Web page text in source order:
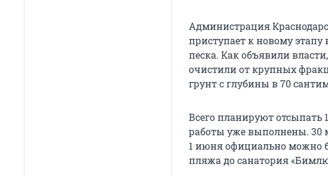
Администрация
приступает к новому
песка. Как объявили
очистили от крупных
грунт с глубины в 70
Всего планируют отсыпать
работы уже выполнены. 30
1 июня официально можно
пляжа до санатория